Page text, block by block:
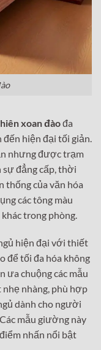
xoan đàođa
hiện đại tối giản.
nhưng được trạm
đẳng cấp, thời
của văn hóa
các tông màu
trong phòng.
hiện đại với thiết
để tối đa hóa không
ưa chuộng các mẫu
nhàng, phù hợp
dành cho người
mẫu giường này
nhấn nổi bật